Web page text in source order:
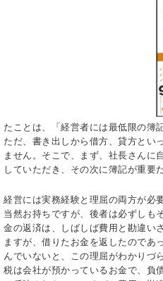
たことは、「経営者には最低限の簿
ただ、書き出しから借方、貸方とい
ません。そこで、まず、社長さんに
していただき、その次に簿記が重要
経営には実務経験と理屈の両方が必
当然お持ちですが、後者は必ずしも
金の返済は、しばしば費用と勘違い
ますが、借りたお金を返したのであ
んでいないと、この理屈がわかりづ
税は会社が預かっているお金で、負